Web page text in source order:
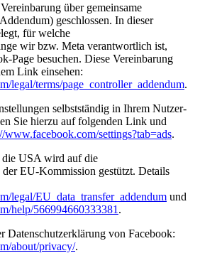
über gemeinsame
geschlossen. In dieser
für welche
wir bzw. Meta verantwortlich ist,
Page besuchen. Diese Vereinbarung
Link einsehen:
legal/terms/page_controller_addendum.
selbstständig in Ihrem Nutzer-
Sie hierzu auf folgenden Link und
www.facebook.com/settings?tab=ads.
USA wird auf die
der EU-Kommission gestützt. Details
legal/EU_data_transfer_addendum und
help/566994660333381 .
Datenschutzerklärung von Facebook:
about/privacy/.